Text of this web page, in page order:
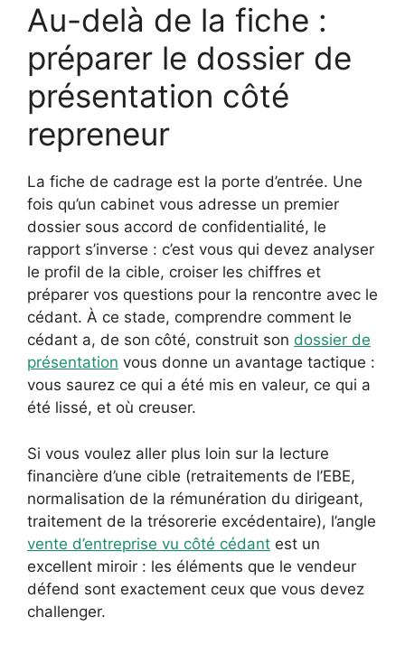
Au-delà de la fiche :
préparer le dossier de
présentation côté
repreneur
La fiche de cadrage est la porte d’entrée. Une
fois qu’un cabinet vous adresse un premier
dossier sous accord de confidentialité, le
rapport s’inverse : c’est vous qui devez analyser
le profil de la cible, croiser les chiffres et
préparer vos questions pour la rencontre avec le
cédant. À ce stade, comprendre comment le
cédant a, de son côté, construit son dossier de
présentation vous donne un avantage tactique :
vous saurez ce qui a été mis en valeur, ce qui a
été lissé, et où creuser.
Si vous voulez aller plus loin sur la lecture
financière d’une cible (retraitements de l’EBE,
normalisation de la rémunération du dirigeant,
traitement de la trésorerie excédentaire), l’angle
vente d’entreprise vu côté cédant est un
excellent miroir : les éléments que le vendeur
défend sont exactement ceux que vous devez
challenger.